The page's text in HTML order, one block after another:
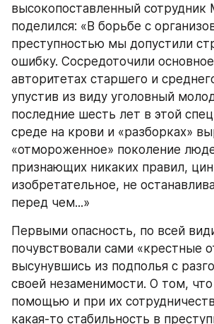
высокопоставленный
поделился: «В борьбе с
преступностью мы допустили
ошибку. Сосредоточили
авторитетах старшего и
упустив из виду уголовный
последние шесть лет в этой
среде на крови и «разборках»
«отмороженное» поколение
признающих никаких правил,
изобретательное, не
перед чем...»
Первыми опасность, по всей
почувствовали сами «крестные
высунувшись из подполья с
своей незаменимости. О том,
помощью и при их
какая-то стабильность в